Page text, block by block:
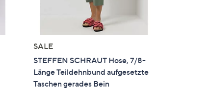
SALE
STEFFEN SCHRAUT Hose, 7/8-
Länge Teildehnbund aufgesetzte
Taschen gerades Bein